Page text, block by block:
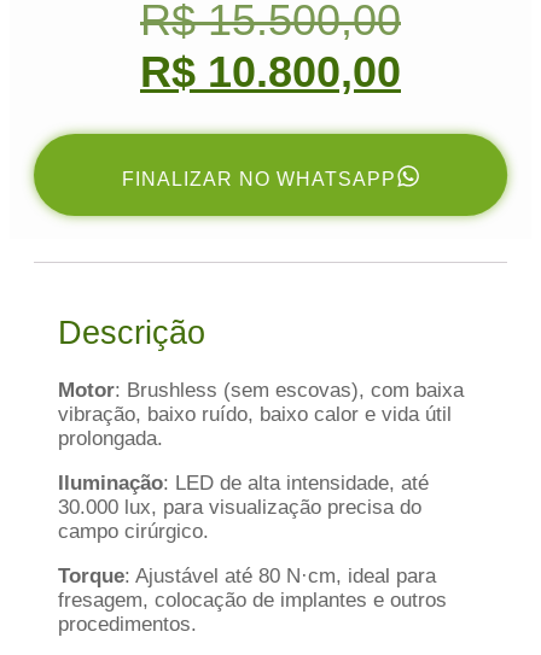
R$15.500,00
R$ 10.800,00
FINALIZAR NO WHATSAPP
Descrição
Motor: Brushless (sem escovas), com baixa
vibração, baixo ruído, baixo calor e vida útil
prolongada.
Iluminação: LED de alta intensidade, até
30.000 lux, para visualização precisa do
campo cirúrgico.
Torque: Ajustável até 80 N·cm, ideal para
fresagem, colocação de implantes e outros
procedimentos.